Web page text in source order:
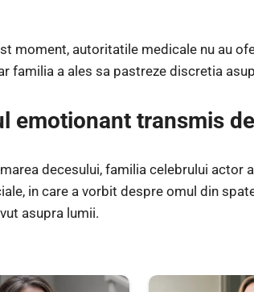
moment, autoritatile medicale nu au
familia a ales sa pastreze discretia
emotionant transmis
decesului, familia celebrului
in care a vorbit despre omul din
asupra lumii.